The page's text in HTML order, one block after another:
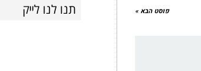
פוסט הבא » תנו לנו לייק